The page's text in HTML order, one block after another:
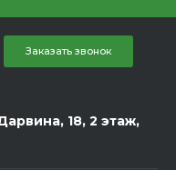
Заказать звонок
18, 2 этаж,